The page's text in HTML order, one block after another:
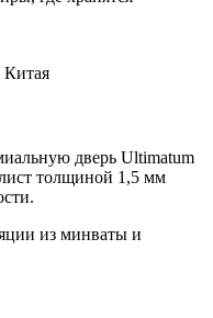
дверь Ultimatum
толщиной 1,5 мм
из минваты и